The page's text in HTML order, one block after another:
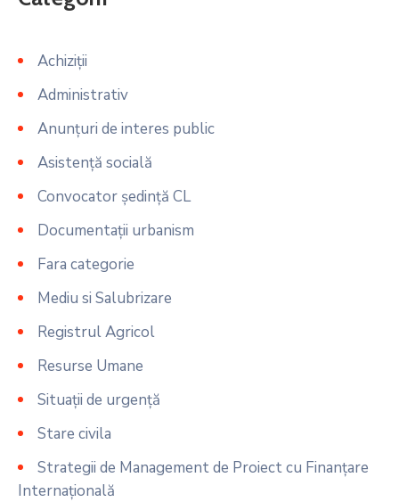
Achiziții
Administrativ
Anunțuri de interes public
Asistență socială
Convocator ședință CL
Documentații urbanism
Fara categorie
Mediu si Salubrizare
Registrul Agricol
Resurse Umane
Situații de urgență
Stare civila
Strategii de Management de Proiect cu Finanțare
Internațională